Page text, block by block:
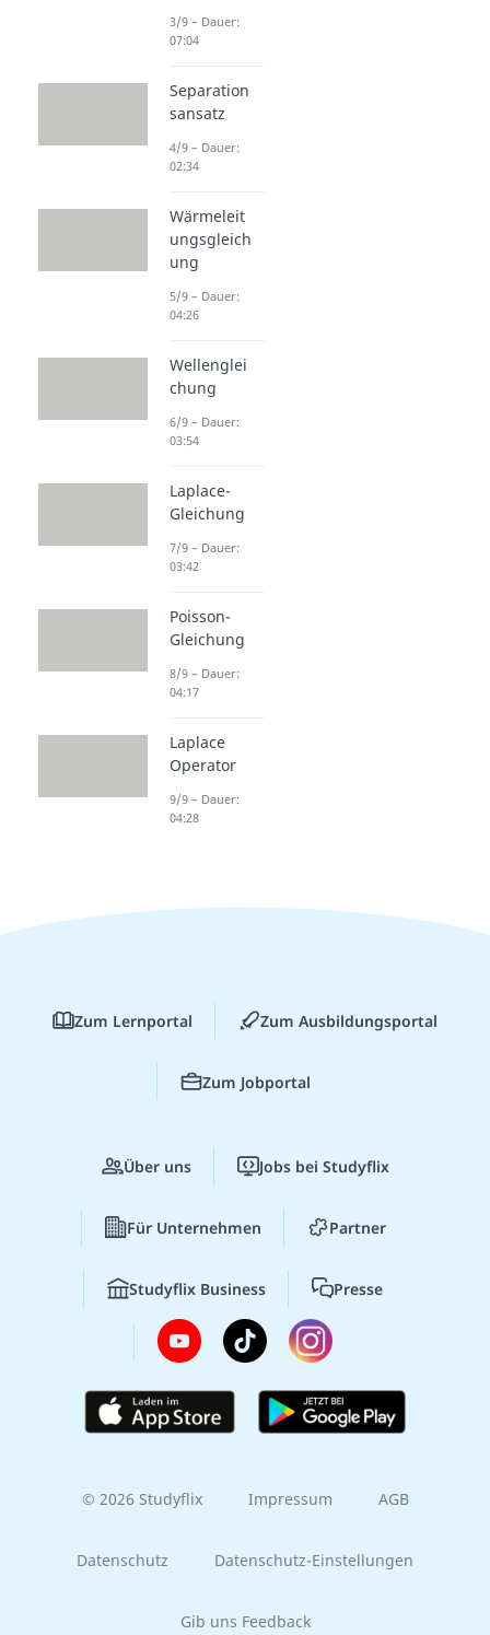
3/9 – Dauer:
07:04
Separation
sansatz
4/9 – Dauer:
02:34
Wärmeleit
ungsgleich
ung
5/9 – Dauer:
04:26
Wellenglei
chung
6/9 – Dauer:
03:54
Laplace-
Gleichung
7/9 – Dauer:
03:42
Poisson-
Gleichung
8/9 – Dauer:
04:17
Laplace
Operator
9/9 – Dauer:
04:28
Zum Lernportal Zum Ausbildungsportal
Zum Jobportal
Über uns Jobs bei Studyflix
Für Unternehmen Partner
Studyflix Business Presse
© 2026 Studyflix Impressum AGB
Datenschutz Datenschutz-Einstellungen
Gib uns Feedback